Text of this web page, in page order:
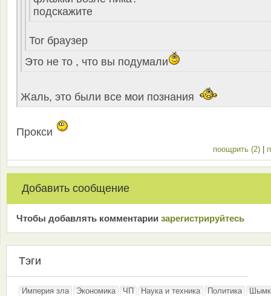
подскажите
Tor браузер
Это не то , что вы подумали
Жаль, это были все мои познания
Прокси
поощрить (2)
Добавить сообщение
Чтобы добавлять комментарии зарeгиcтрирyйтeсь
Тэги
Империя зла Экономика ЧП Наука и техника Политика